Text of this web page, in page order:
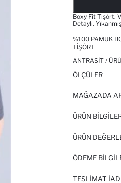
Boxy Fit Tişört.
Detaylı.
%100 PAMUK
TIŞÖRT
ANTRASIT /
ÖLÇÜLER
MAĞAZADA
ÜRÜN
ÜRÜN
ÖDEME
TESLIMAT